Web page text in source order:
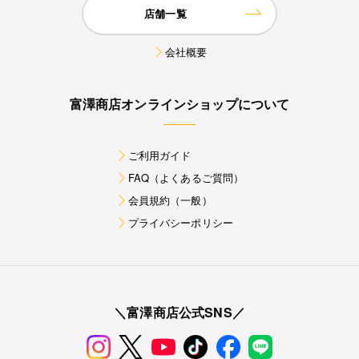
店舗一覧
会社概要
富澤商店オンラインショップについて
ご利用ガイド
FAQ（よくあるご質問）
会員規約（一般）
プライバシーポリシー
＼富澤商店公式SNS／